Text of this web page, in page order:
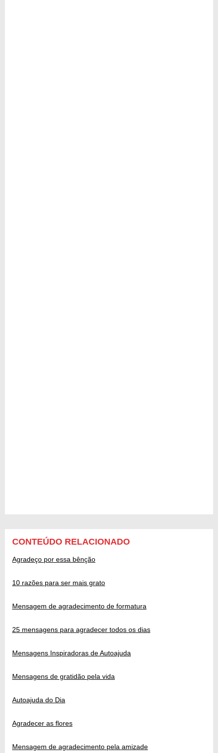
CONTEÚDO RELACIONADO
Agradeço por essa bênção
10 razões para ser mais grato
Mensagem de agradecimento de formatura
25 mensagens para agradecer todos os dias
Mensagens Inspiradoras de Autoajuda
Mensagens de gratidão pela vida
Autoajuda do Dia
Agradecer as flores
Mensagem de agradecimento pela amizade